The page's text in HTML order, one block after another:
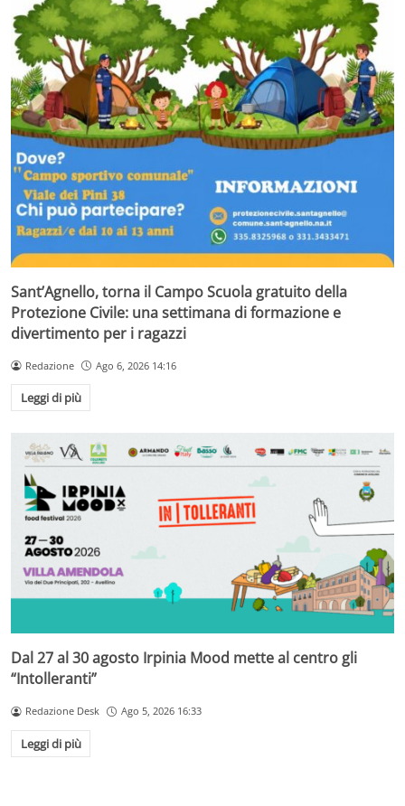
Sant’Agnello, torna il Campo Scuola gratuito della
Protezione Civile: una settimana di formazione e
divertimento per i ragazzi
Redazione Ago 6, 2026 14:16
Leggi di più
Dal 27 al 30 agosto Irpinia Mood mette al centro gli
“Intolleranti”
Redazione Desk Ago 5, 2026 16:33
Leggi di più